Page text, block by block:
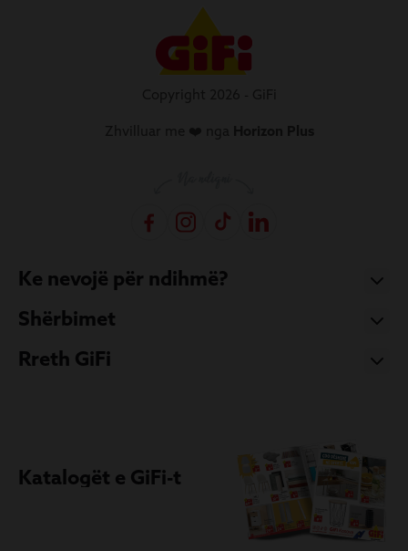
Ke nevojë për ndihmë?
Shërbimet
Rreth GiFi
Katalogët e GiFi-t